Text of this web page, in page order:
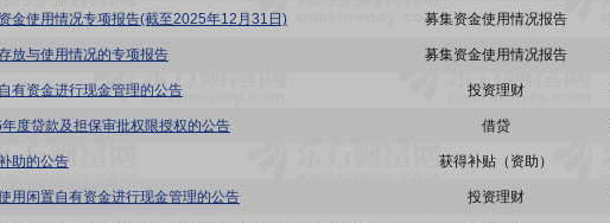
金使用情况专项报告(截至2025年12月31日) 募集资金使用情况报告
放与使用情况的专项报告 募集资金使用情况报告
有资金进行现金管理的公告 投资理财
度贷款及担保审批权限授权的公告 借贷
助的公告 获得补贴（资助）
用闲置自有资金进行现金管理的公告 投资理财